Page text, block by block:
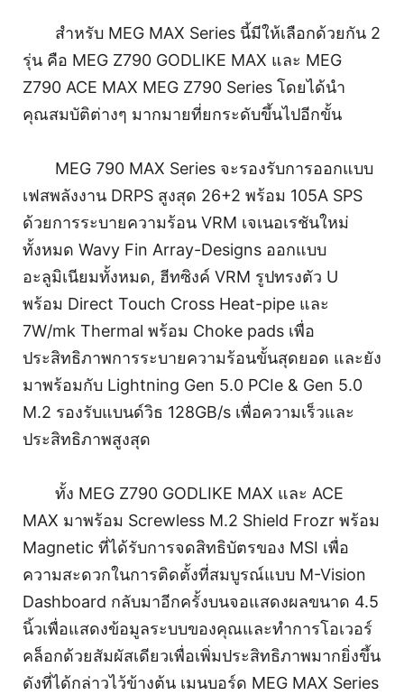
สำหรับ MEG MAX Series นี้มีให้เลือกด้วยกัน 2
รุ่น คือ MEG Z790 GODLIKE MAX และ MEG
Z790 ACE MAX MEG Z790 Series โดยได้นำ
คุณสมบัติต่างๆ มากมายที่ยกระดับขึ้นไปอีกขั้น
MEG 790 MAX Series จะรองรับการออกแบบ
เฟสพลังงาน DRPS สูงสุด 26+2 พร้อม 105A SPS
ด้วยการระบายความร้อน VRM เจเนอเรชันใหม่
ทั้งหมด Wavy Fin Array-Designs ออกแบบ
อะลูมิเนียมทั้งหมด, ฮีทซิงค์ VRM รูปทรงตัว U
พร้อม Direct Touch Cross Heat-pipe และ
7W/mk Thermal พร้อม Choke pads เพื่อ
ประสิทธิภาพการระบายความร้อนขั้นสุดยอด และยัง
มาพร้อมกับ Lightning Gen 5.0 PCIe & Gen 5.0
M.2 รองรับแบนด์วิธ 128GB/s เพื่อความเร็วและ
ประสิทธิภาพสูงสุด
ทั้ง MEG Z790 GODLIKE MAX และ ACE
MAX มาพร้อม Screwless M.2 Shield Frozr พร้อม
Magnetic ที่ได้รับการจดสิทธิบัตรของ MSI เพื่อ
ความสะดวกในการติดตั้งที่สมบูรณ์แบบ M-Vision
Dashboard กลับมาอีกครั้งบนจอแสดงผลขนาด 4.5
นิ้วเพื่อแสดงข้อมูลระบบของคุณและทำการโอเวอร์
คล็อกด้วยสัมผัสเดียวเพื่อเพิ่มประสิทธิภาพมากยิ่งขึ้น
ดังที่ได้กล่าวไว้ข้างต้น เมนบอร์ด MEG MAX Series